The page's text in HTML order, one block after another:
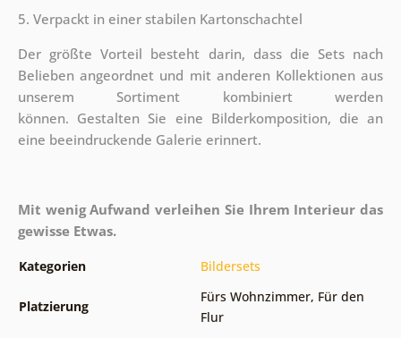
5. Verpackt in einer stabilen Kartonschachtel
Der größte Vorteil besteht darin, dass die Sets nach
Belieben angeordnet und mit anderen Kollektionen aus
unserem Sortiment kombiniert werden
können. Gestalten Sie eine Bilderkomposition, die an
eine beeindruckende Galerie erinnert.
Mit wenig Aufwand verleihen Sie Ihrem Interieur das
gewisse Etwas.
Kategorien Bildersets
Platzierung
Fürs Wohnzimmer, Für den
Flur